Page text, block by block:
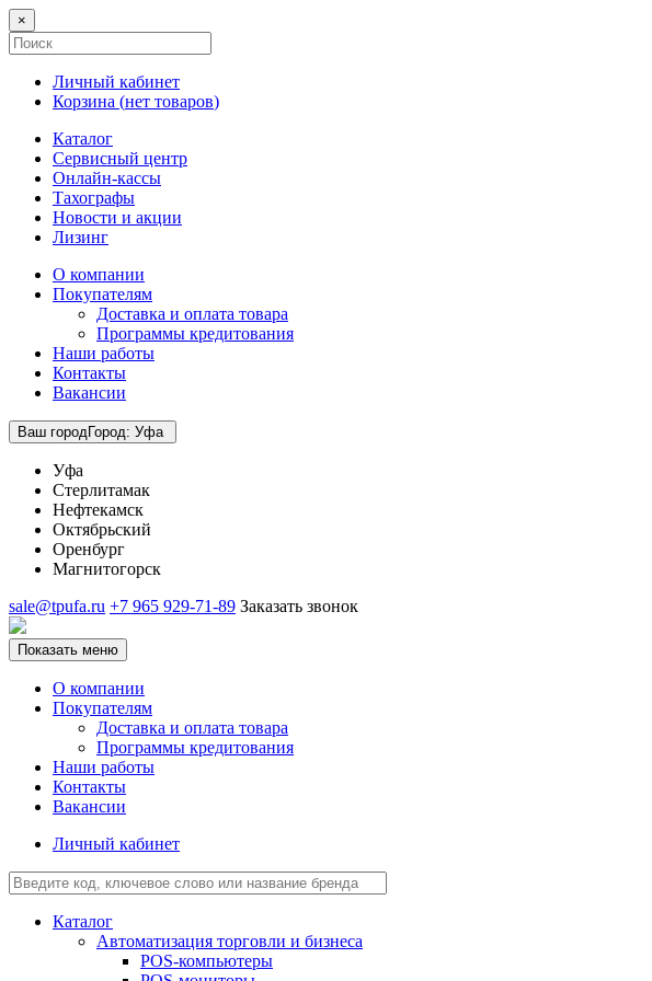
×
Личный кабинет
Корзина (нет товаров)
Каталог
Сервисный центр
Онлайн-кассы
Тахографы
Новости и акции
Лизинг
О компании
Покупателям
Доставка и оплата товара
Программы кредитования
Наши работы
Контакты
Вакансии
Ваш городГород: Уфа
Уфа
Стерлитамак
Нефтекамск
Октябрьский
Оренбург
Магнитогорск
sale@tpufa.ru +7 965 929-71-89 Заказать звонок
Показать меню
О компании
Покупателям
Доставка и оплата товара
Программы кредитования
Наши работы
Контакты
Вакансии
Личный кабинет
Каталог
Автоматизация торговли и бизнеса
POS-компьютеры